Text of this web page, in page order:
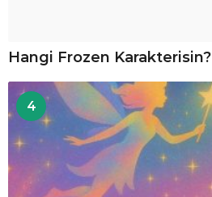
Hangi Frozen Karakterisin?
4